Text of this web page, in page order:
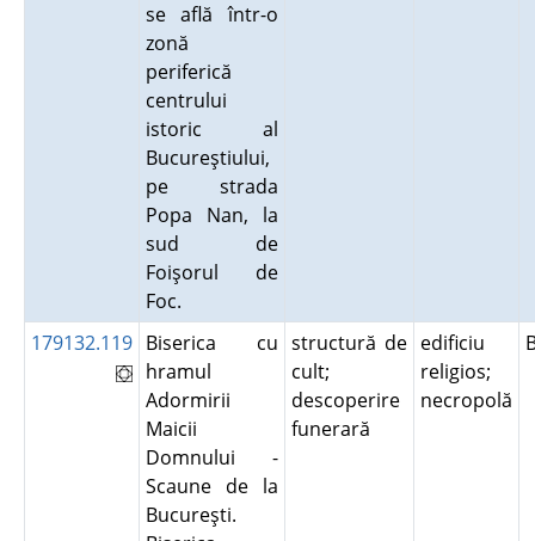
se află într-o
zonă
periferică
centrului
istoric al
Bucureştiului,
pe strada
Popa Nan, la
sud de
Foişorul de
Foc.
179132.119 Biserica cu
hramul
Adormirii
Maicii
Domnului -
Scaune de la
Bucureşti.
structură de
cult;
descoperire
funerară
edificiu
religios;
necropolă